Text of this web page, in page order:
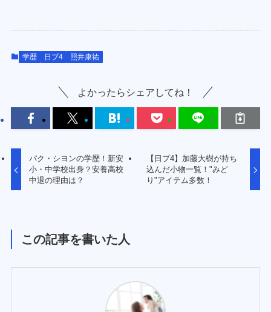
学歴 日プ4 照井康祐
よかったらシェアしてね！
パク・シヨンの学歴！新安
小・中学校出身？安養高校
中退の理由は？
【日プ4】加藤大樹が持ち
込んだ小物一覧！"みど
り"アイテム多数！
この記事を書いた人